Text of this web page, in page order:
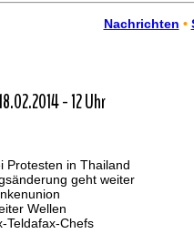
Nachrichten •
- 12 Uhr
Protesten in Thailand
geht weiter
Wellen
Teldafax-Chefs